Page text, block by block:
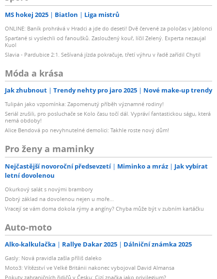
MS hokej 2025 Biatlon Liga mistrů
ONLINE: Baník prohrává v Hradci a jde do deseti! Dvě červené za poločas v Jablonci
Sparťané si vyslechli od fanoušků. Zasloužený kouř, líčil Zelený. Experta nezaujal
Kuol
Slavia - Pardubice 2:1. Sešívaná jízda pokračuje, třetí výhru v řadě zařídil Chytil
Móda a krása
Jak zhubnout Trendy nehty pro jaro 2025 Nové make-up trendy
Tulipán jako vzpomínka: Zapomenutý příběh významné rodiny!
Seriál zrušili, pro posluchače se Kolo času točí dál. Vypráví fantastickou ságu, která
nemá obdoby!
Alice Bendová po nevyhnutelné demolici: Takhle roste nový dům!
Pro ženy a maminky
Nejčastější novoroční předsevzetí Miminko a mráz
Jak vybírat
letní dovolenou
Okurkový salát s novými brambory
Dobrý základ na dovolenou nejen u moře...
Vracejí se vám doma dokola rýmy a angíny? Chyba může být v zubním kartáčku
Auto-moto
Alko-kalkulačka Rallye Dakar 2025 Dálniční známka 2025
Gasly: Nová pravidla zašla příliš daleko
Moto3: Vítězství ve Velké Británii nakonec vybojoval David Almansa
Pokuty zahraničních řidičů v Česku: Cizí značka jako privilegium?